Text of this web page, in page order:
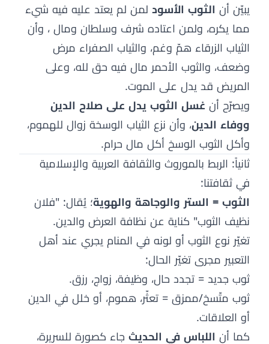
يبيّن أن الثوب الأسود لمن لم يعتد عليه فيه شيء
مما يكره، ولمن اعتاده شرف وسلطان ومال ، وأن
الثياب الزرقاء همّ وغم، والثياب الصفراء مرض
وضعف، والثوب الأحمر مال فيه حق لله، وعلى
المريض قد يدل على الموت.
ويصرّح أن غسل الثوب يدل على صلاح الدين
ووفاء الدين، وأن نزع الثياب الوسخة زوال للهموم،
وأكل الثوب الوسخ أكل مال حرام.
ثانياً: الربط بالموروث والثقافة العربية والإسلامية
في ثقافتنا:
الثوب = الستر والوجاهة والهوية؛ يُقال: "فلان
نظيف الثوب" كناية عن نظافة العرض والدين.
تغيّر نوع الثوب أو لونه في المنام يجري عند أهل
التعبير مجرى تغيّر الحال:
ثوب جديد = تجدد حال، وظيفة، زواج، رزق.
ثوب متّسخ/ممزق = تعثّر، هموم، أو خلل في الدين
أو العلاقات.
كما أن اللباس في الحديث جاء كصورة للسريرة،